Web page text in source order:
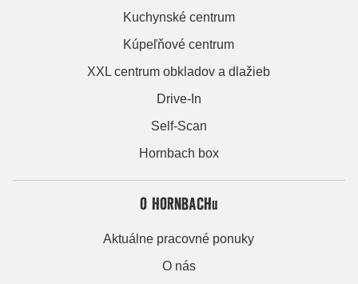
Kuchynské centrum
Kúpeľňové centrum
XXL centrum obkladov a dlažieb
Drive-In
Self-Scan
Hornbach box
O HORNBACHu
Aktuálne pracovné ponuky
O nás